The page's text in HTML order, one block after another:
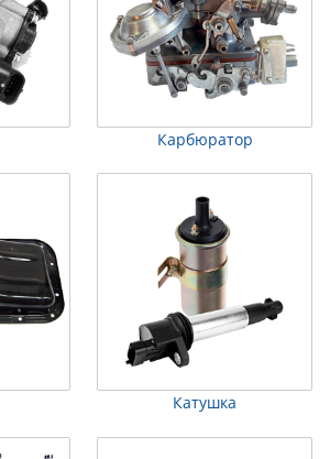
Карбюратор
Катушка